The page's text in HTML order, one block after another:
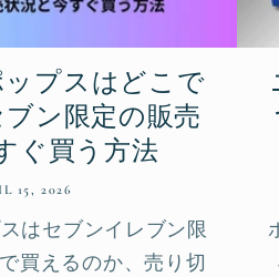
プスはどこで
ン限定の販売
ぐ買う方法
15, 2026
はセブンイレブン限
買えるのか、売り切